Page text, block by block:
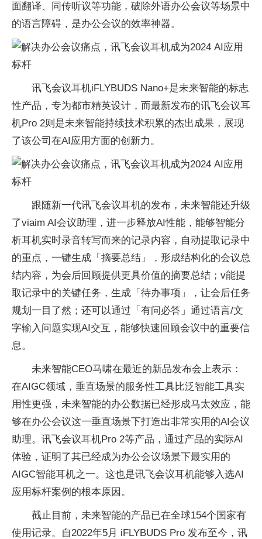
面翻译、同传听议等功能，破除外语办公会议等场景中
的语言障碍，是办公会议的效率神器。
讯飞会议耳机iFLYBUDS Nano+是未来智能的标志
性产品，专为都市精英设计，而最新发布的讯飞会议耳
机Pro 2则是未来智能持续技术积累的杰出成果，展现
了该公司在AI应用方面的创新力。
跟随新一代讯飞会议耳机的发布，未来智能还升级
了viaim AI会议助理，进一步释放AI性能，能够智能分
析耳机实时录音转写而来的记录内容，自动提取记录中
的重点，一键生成「摘要总结」，形成结构化的会议总
结内容，为会后回顾提供更具价值的摘要总结；v能提
取记录中的关键任务，生成「待办事项」，让会后任务
规划一目了然；还可以通过「有问必答」通过语言/文
字输入问题实现AI交互，能够快速回顾会议中的重要信
息。
未来智能CEO马啸在最近的新品发布会上表示：
在AIGC领域，垂直场景的服务性工具比泛智能工具实
用性更强，未来智能的办公数据已经形成马太效应，能
够在办公会议这一垂直场景下打造出非常实用的AI会议
助理。讯飞会议耳机Pro 2等产品，通过产品的实际AI
体验，证明了其已经成为办公会议场景下最实用的
AIGC智能耳机之一。这也是讯飞会议耳机能够入选AI
应用标杆案例的根本原因。
截止目前，未来智能的产品已在全球154个国家有
使用记录。自2022年5月 iFLYBUDS Pro 发布至今，讯